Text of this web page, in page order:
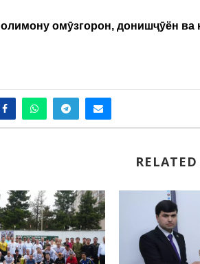
олимону омӯзгорон, донишҷӯён